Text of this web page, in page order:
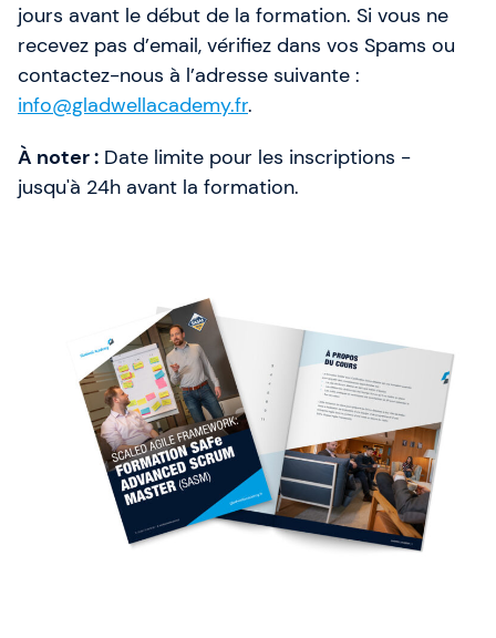
jours avant le début de la formation. Si vous ne
recevez pas d’email, vérifiez dans vos Spams ou
contactez-nous à l’adresse suivante :
info@gladwellacademy.fr.
À noter : Date limite pour les inscriptions -
jusqu'à 24h avant la formation.